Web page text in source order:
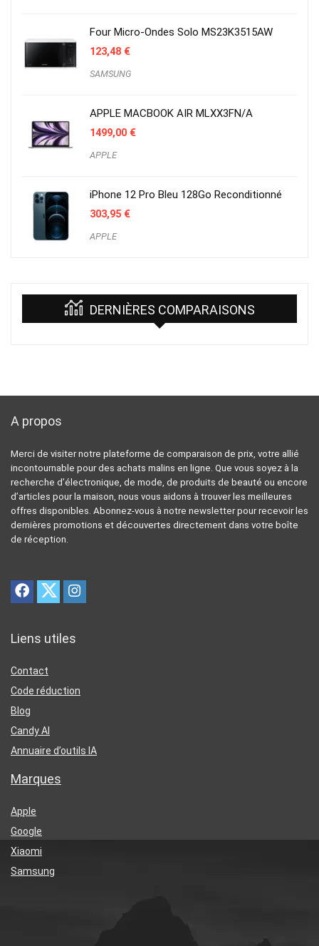
Four Micro-Ondes Solo MS23K3515AW
123,48 €
SAMSUNG
APPLE MACBOOK AIR MLXX3FN/A
1499,00 €
APPLE
iPhone 12 Pro Bleu 128Go Reconditionné
303,95 €
APPLE
DERNIÈRES COMPARAISONS
A propos
Merci de visiter notre plateforme de comparaison de prix, votre allié
incontournable pour des achats malins en ligne. Que vous soyez à la
recherche d’électronique, de mode, de produits de beauté ou encore
d’articles pour la maison, nous vous aidons à trouver les meilleures
offres disponibles. Abonnez-vous à notre newsletter pour recevoir les
dernières promotions et découvertes directement dans votre boîte
de réception.
Liens utiles
Contact
Code réduction
Blog
Candy AI
Annuaire d’outils IA
Marques
Apple
Google
Xiaomi
Samsung